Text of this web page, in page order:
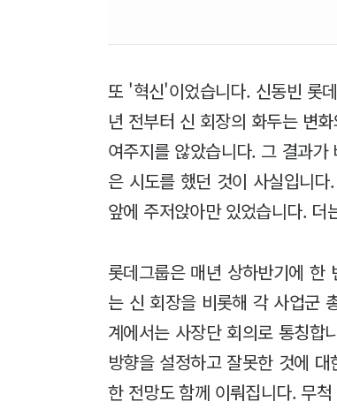
또 '혁신'이었습니다. 신동빈 롯
년 전부터 신 회장의 화두는 변
여주지를 않았습니다. 그 결과
은 시도를 했던 것이 사실입니
앞에 주저앉아만 있었습니다. 더
롯데그룹은 매년 상하반기에
는 신 회장을 비롯해 각 사업군
계에서는 사장단 회의로 통칭합
방향을 설정하고 잘못한 것에
한 전망도 함께 이뤄집니다. 무